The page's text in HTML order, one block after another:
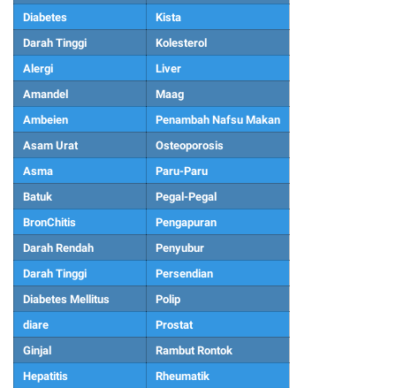
Diabetes
Kista
Darah Tinggi
Kolesterol
Alergi
Liver
Amandel
Maag
Ambeien
Penambah Nafsu Makan
Asam Urat
Osteoporosis
Asma
Paru-Paru
Batuk
Pegal-Pegal
BronChitis
Pengapuran
Darah Rendah
Penyubur
Darah Tinggi
Persendian
Diabetes Mellitus
Polip
diare
Prostat
Ginjal
Rambut Rontok
Hepatitis
Rheumatik